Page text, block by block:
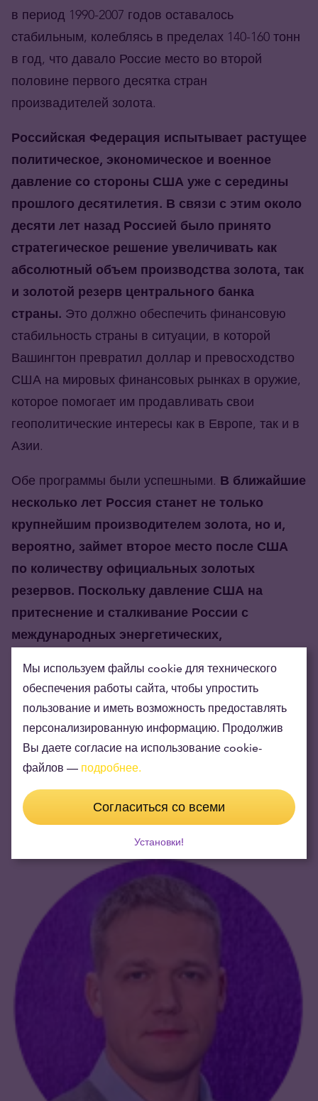
в период 1990-2007 годов оставалось
стабильным, колеблясь в пределах 140-160 тонн
в год, что давало Россие место во второй
половине первого десятка стран
произвадителей золота.
Российская Федерация испытывает растущее
политическое, экономическое и военное
давление со стороны США уже с середины
прошлого десятилетия. В связи с этим около
десяти лет назад Россией было принято
стратегическое решение увеличивать как
абсолютный объем производства золота, так
и золотой резерв центрального банка
страны. Это должно обеспечить финансовую
стабильность страны в ситуации, в которой
Вашингтон превратил доллар и превосходство
США на мировых финансовых рынках в оружие,
которое помогает им продавливать свои
геополитические интересы как в Европе, так и в
Азии.
Обе программы были успешными. В ближайшие
несколько лет Россия станет не только
крупнейшим производителем золота, но и,
вероятно, займет второе место после США
по количеству официальных золотых
резервов. Поскольку давление США на
притеснение и сталкивание России с
международных энергетических,
ли прекратится, то вполне вероятно, что
использовать добычу и накопление золота в
форсированном темпе в качестве важного
элемента своей политики дистанцирования
себя от западных финансовых рынков.
Мы используем файлы cookie для технического
обеспечения работы сайта, чтобы упростить
пользование и иметь возможность предоставлять
персонализированную информацию. Продолжив
Вы даете согласие на использование cookie-
файлов — подробнее.
Согласиться со всеми
Установки!